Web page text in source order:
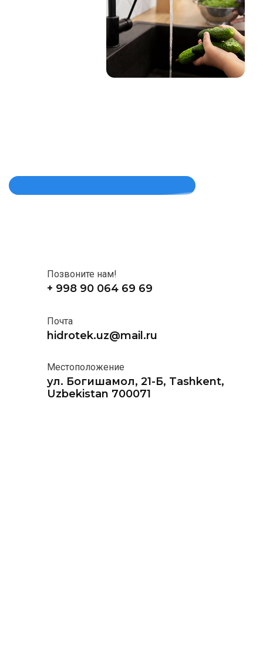
Позвоните нам!
+ 998 90 064 69 69
Почта
hidrotek.uz@mail.ru
Местоположение
ул. Богишамол, 21-Б, Tashkent,
Uzbekistan 700071